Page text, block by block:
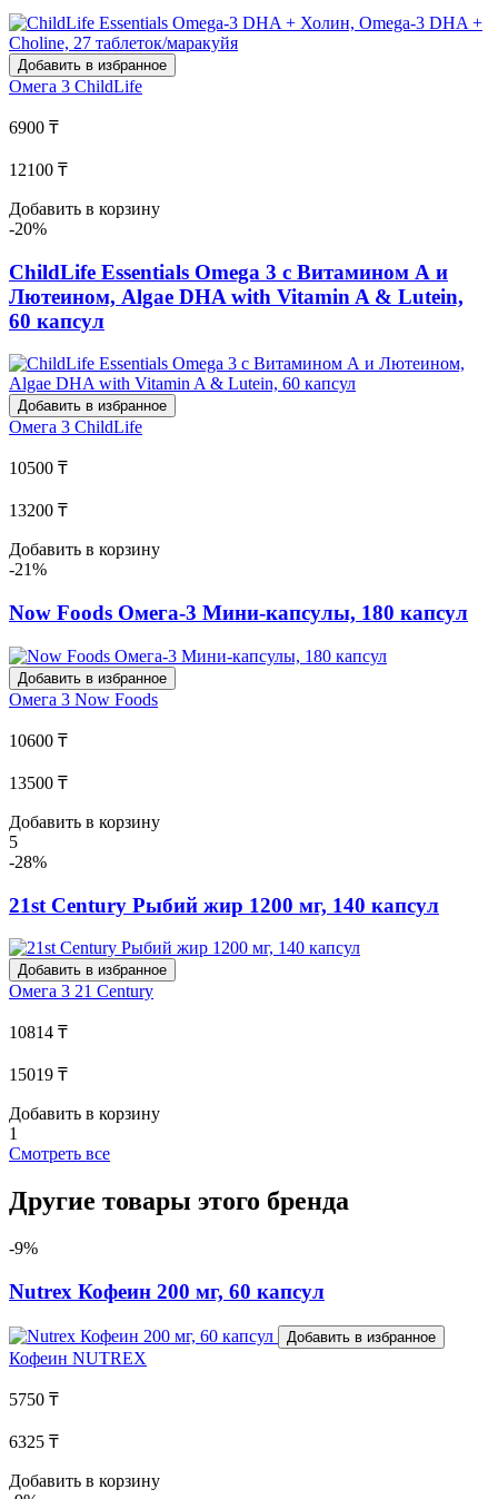
Добавить в избранное
Омега 3 ChildLife
6900 ₸
12100 ₸
Добавить в корзину
-20%
ChildLife Essentials Omega 3 с Витамином А и
Лютеином, Algae DHA with Vitamin A & Lutein,
60 капсул
Добавить в избранное
Омега 3 ChildLife
10500 ₸
13200 ₸
Добавить в корзину
-21%
Now Foods Омега-3 Мини-капсулы, 180 капсул
Добавить в избранное
Омега 3 Now Foods
10600 ₸
13500 ₸
Добавить в корзину
5
-28%
21st Century Рыбий жир 1200 мг, 140 капсул
Добавить в избранное
Омега 3 21 Century
10814 ₸
15019 ₸
Добавить в корзину
1
Смотреть все
Другие товары этого бренда
-9%
Nutrex Кофеин 200 мг, 60 капсул
Добавить в избранное
Кофеин NUTREX
5750 ₸
6325 ₸
Добавить в корзину